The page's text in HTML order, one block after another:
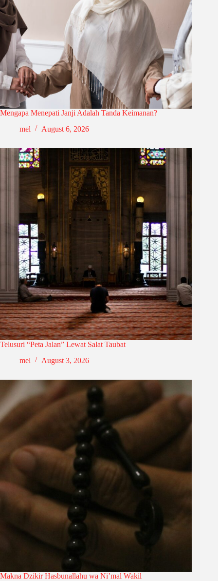
Mengapa Menepati Janji Adalah Tanda Keimanan?
mel
August 6, 2026
Telusuri “Peta Jalan” Lewat Salat Taubat
mel
August 3, 2026
Makna Dzikir Hasbunallahu wa Ni’mal Wakil